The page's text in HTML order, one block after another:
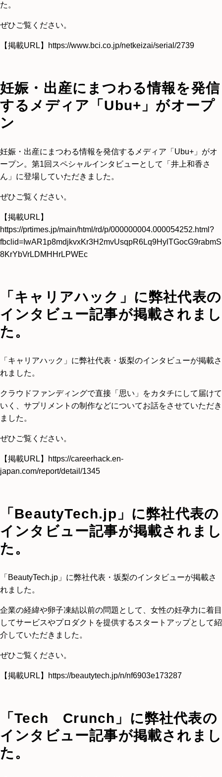
た。
ぜひご覧ください。
【掲載URL】 https://www.bci.co.jp/netkeizai/serial/2739
妊娠・出産にまつわる情報を発信
するメディア「Ubu+」がオープ
ン
妊娠・出産にまつわる情報を発信するメディア「Ubu+」がオ
ープン。第1回スペシャルインタビューとして「井上和香さ
ん」に登場していただきました。
ぜひご覧ください。
【掲載URL】
https://prtimes.jp/main/html/rd/p/000000004.000054252.html?
fbclid=IwAR1p8mdjkvxKr3H2mvUsqpR6Lq9HylTGocG9rabmS
8KrYbVrLDMHHrLPWEc
「キャリアハック」に弊社代表の
インタビュー記事が掲載されまし
た。
「キャリアハック」に弊社代表・坂梨のインタビューが掲載さ
れました。
クラウドファンディングで直接「思い」をカタチにして届けて
いく、サプリメントの制作などについてお話をさせていただき
ました。
ぜひご覧ください。
【掲載URL】
https://careerhack.en-
japan.com/report/detail/1345
「BeautyTech.jp」に弊社代表の
インタビュー記事が掲載されまし
た。
「BeautyTech.jp」に弊社代表・坂梨のインタビューが掲載さ
れました。
企業の経緯や卵子凍結以前の問題として、女性の妊孕力に着目
してサービスやプロダクトを提供するスタートアップとして紹
介していただきました。
ぜひご覧ください。
【掲載URL】 https://beautytech.jp/n/nf6903e173287
「Tech Crunch」に弊社代表の
インタビュー記事が掲載されまし
た。